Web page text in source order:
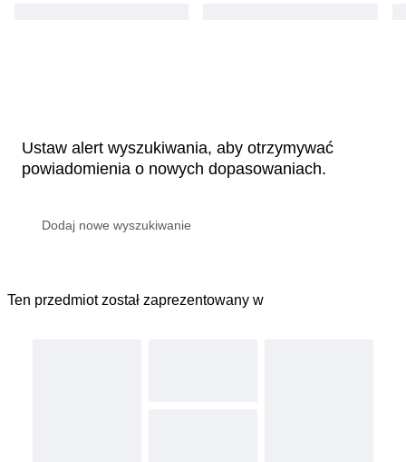
Ustaw alert wyszukiwania, aby otrzymywać
powiadomienia o nowych dopasowaniach.
Ten przedmiot został zaprezentowany w